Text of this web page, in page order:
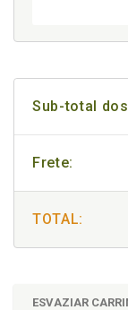
Sub-total
Frete:
TOTAL:
ESVAZIAR